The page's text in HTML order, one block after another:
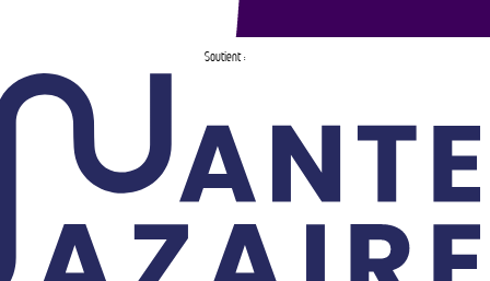
Soutient :